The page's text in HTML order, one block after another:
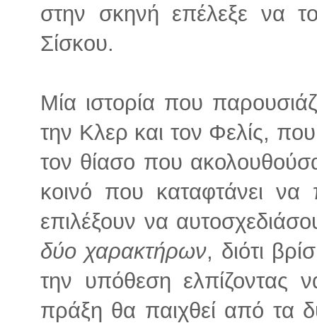
στην σκηνή επέλεξε να
Σίσκου.
Μία ιστορία που
την Κλερ και τον Φελίς,
τον θίασο που
κοινό που καταφτάνει να
επιλέξουν να
δύο χαρακτήρων, διότι
την υπόθεση ελπίζοντας
πράξη θα παιχθεί από τα